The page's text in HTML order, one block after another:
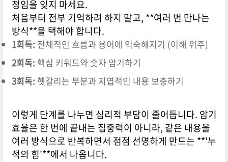
정임을 잊지 마세요.
처음부터 전부 기억하려 하지 말고, **여러 번 만나는
방식**을 택해야 합니다.
1회독: 전체적인 흐름과 용어에 익숙해지기 (이해 위주)
2회독: 핵심 키워드와 숫자 암기하기
3회독: 헷갈리는 부분과 지엽적인 내용 보충하기
이렇게 단계를 나누면 심리적 부담이 줄어듭니다. 암기
효율은 한 번에 끝내는 집중력이 아니라, 같은 내용을
여러 방식으로 반복하면서 점점 선명하게 만드는 **'누
적의 힘'**에서 나옵니다.